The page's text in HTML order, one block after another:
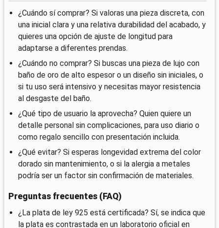
¿Cuándo sí comprar? Si valoras una pieza discreta, con
una inicial clara y una relativa durabilidad del acabado, y
quieres una opción de ajuste de longitud para
adaptarse a diferentes prendas.
¿Cuándo no comprar? Si buscas una pieza de lujo con
baño de oro de alto espesor o un diseño sin iniciales, o
si tu uso será intensivo y necesitas mayor resistencia
al desgaste del baño.
¿Qué tipo de usuario la aprovecha? Quien quiere un
detalle personal sin complicaciones, para uso diario o
como regalo sencillo con presentación incluida.
¿Qué evitar? Si esperas longevidad extrema del color
dorado sin mantenimiento, o si la alergia a metales
podría ser un factor sin confirmación de materiales.
Preguntas frecuentes (FAQ)
¿La plata de ley 925 está certificada? Sí, se indica que
la plata es contrastada en un laboratorio oficial en